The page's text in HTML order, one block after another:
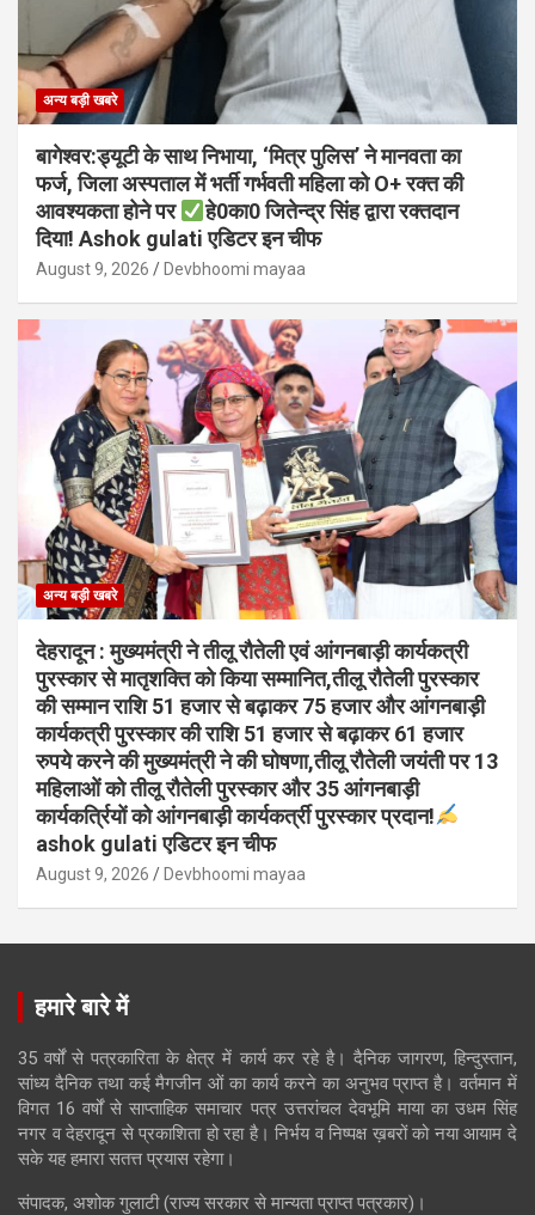
अन्य बड़ी खबरे
बागेश्वर:ड्यूटी के साथ निभाया, ‘मित्र पुलिस’ ने मानवता का
फर्ज, जिला अस्पताल में भर्ती गर्भवती महिला को O+ रक्त की
आवश्यकता होने पर
हे0का0 जितेन्द्र सिंह द्वारा रक्तदान
दिया! Ashok gulati एडिटर इन चीफ
August 9, 2026 Devbhoomi mayaa
अन्य बड़ी खबरे
देहरादून : मुख्यमंत्री ने तीलू रौतेली एवं आंगनबाड़ी कार्यकत्री
पुरस्कार से मातृशक्ति को किया सम्मानित,तीलू रौतेली पुरस्कार
की सम्मान राशि 51 हजार से बढ़ाकर 75 हजार और आंगनबाड़ी
कार्यकत्री पुरस्कार की राशि 51 हजार से बढ़ाकर 61 हजार
रुपये करने की मुख्यमंत्री ने की घोषणा,तीलू रौतेली जयंती पर 13
महिलाओं को तीलू रौतेली पुरस्कार और 35 आंगनबाड़ी
कार्यकर्त्रियों को आंगनबाड़ी कार्यकर्त्री पुरस्कार प्रदान!
ashok gulati एडिटर इन चीफ
August 9, 2026 Devbhoomi mayaa
हमारे बारे में
35 वर्षों से पत्रकारिता के क्षेत्र में कार्य कर रहे है। दैनिक जागरण, हिन्दुस्तान,
सांध्य दैनिक तथा कई मैगजीन ओं का कार्य करने का अनुभव प्राप्त है। वर्तमान में
विगत 16 वर्षों से साप्ताहिक समाचार पत्र उत्तरांचल देवभूमि माया का उधम सिंह
नगर व देहरादून से प्रकाशिता हो रहा है। निर्भय व निष्पक्ष ख़बरों को नया आयाम दे
सके यह हमारा सतत्त प्रयास रहेगा।
संपादक, अशोक गुलाटी (राज्य सरकार से मान्यता प्राप्त पत्रकार)।